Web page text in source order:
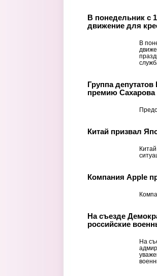
В понедельник с
движение для
В
Группа
премию Сахарова
Китай призвал
Компания Apple
На съезде
российские
На